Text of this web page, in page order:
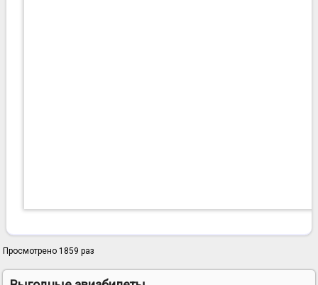
Просмотрено 1859 раз